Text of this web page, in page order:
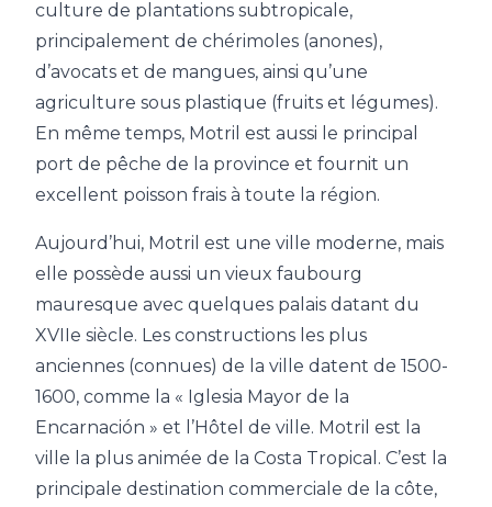
culture de plantations subtropicale,
principalement de chérimoles (anones),
d’avocats et de mangues, ainsi qu’une
agriculture sous plastique (fruits et légumes).
En même temps, Motril est aussi le principal
port de pêche de la province et fournit un
excellent poisson frais à toute la région.
Aujourd’hui, Motril est une ville moderne, mais
elle possède aussi un vieux faubourg
mauresque avec quelques palais datant du
XVIIe siècle. Les constructions les plus
anciennes (connues) de la ville datent de 1500-
1600, comme la « Iglesia Mayor de la
Encarnación » et l’Hôtel de ville. Motril est la
ville la plus animée de la Costa Tropical. C’est la
principale destination commerciale de la côte,